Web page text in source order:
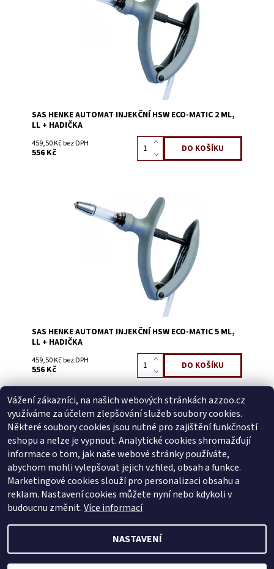
SAS HENKE AUTOMAT INJEKČNÍ HSW ECO-MATIC 2 ML,
LL + HADIČKA
459,50 Kč bez DPH
556 Kč
Dostupnost:
Skladem 7
1443H
SAS HENKE AUTOMAT INJEKČNÍ HSW ECO-MATIC 5 ML,
LL + HADIČKA
459,50 Kč bez DPH
556 Kč
Buďte první, kdo napíše příspěvek k této položce.
Přidat komentář
Buďte první, kdo napíše příspěvek k této položce.
Přidat hodnocení
Zboží.cz | Heureka.cz
2026 © AZ ZOO, všechna práva vyhrazena
Vážení zákazníci, na našich webových stránkách azzoo.cz
využíváme za účelem zlepšování služeb soubory cookies.
Některé soubory cookies jsou nutné pro zajištění funkčností
eshopu a nelze je vypnout. Analytické cookies shromažďují
informace o tom, jak naše webové stránky používáte,
abychom mohli vylepšovat jejich vzhled, obsah a funkce.
Marketingové cookies slouží pro personalizaci obsahu a
reklam. Nastavení cookies můžete nyní nebo kdykoli v
budoucnu změnit.Více informací
NASTAVENÍ